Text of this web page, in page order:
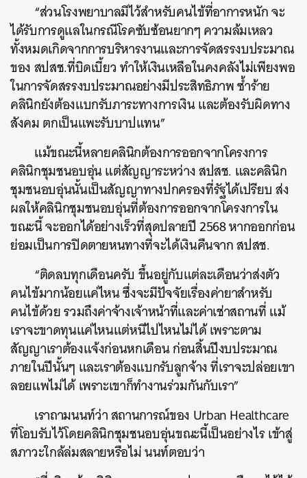
“ส่วนโรงพยาบาลมีไว้สำหรับคนไข้ที่อาการหนัก จะ
ได้รับการดูแลในกรณีโรคซับซ้อนยากๆ ความล้มเหลว
ทั้งหมดเกิดจากการบริหารงานและการจัดสรรงบประมาณ
ของ สปสช.ที่บิดเบี้ยว ทำให้เงินเหลือในคงคลังไม่เพียงพอ
ในการจัดสรรงบประมาณอย่างมีประสิทธิภาพ ซ้ำร้าย
คลินิกยังต้องแบกรับภาระทางการเงิน และต้องรับผิดทาง
สังคม ตกเป็นแพะรับบาปแทน”
แม้ขณะนี้หลายคลินิกต้องการออกจากโครงการ
คลินิกชุมชนอบอุ่น แต่สัญญาระหว่าง สปสช. และคลินิก
ชุมชนอบอุ่นนั้นเป็นสัญญาทางปกครองที่รัฐได้เปรียบ ส่ง
ผลให้คลินิกชุมชนอบอุ่นที่ต้องการออกจากโครงการใน
ขณะนี้ จะออกได้อย่างเร็วที่สุดปลายปี 2568 หากออกก่อน
ย่อมเป็นการปิดตายหนทางที่จะได้เงินคืนจาก สปสช.
“ติดลบทุกเดือนครับ ขึ้นอยู่กับแต่ละเดือนว่าส่งตัว
คนไข้มากน้อยแค่ไหน ซึ่งจะมีปัจจัยเรื่องค่ายาสำหรับ
คนไข้ด้วย รวมถึงค่าจ้างเจ้าหน้าที่และค่าเช่าสถานที่ แม้
เราจะขาดทุนแค่ไหนแต่หนีไปไหนไม่ได้ เพราะตาม
สัญญาเราต้องแจ้งก่อนหกเดือน ก่อนสิ้นปีงบประมาณ
ภายในปีนั้นๆ และเราต้องแบกรับลูกจ้าง ที่เราจะปล่อยเขา
ลอยแพไม่ได้ เพราะเขาก็ทำงานร่วมกันกับเรา”
เราถามนนท์ว่า สถานการณ์ของ Urban Healthcare
ที่โอบรับไว้โดยคลินิกชุมชนอบอุ่นขณะนี้เป็นอย่างไร เข้าสู่
สภาวะใกล้ล่มสลายหรือไม่ นนท์ตอบว่า